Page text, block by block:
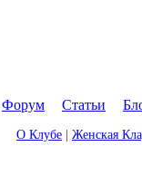
Форум Статьи
О Клубе Женская